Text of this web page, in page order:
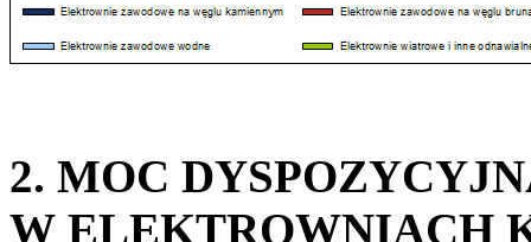
2. MOC
W ELEKTROWNIACH